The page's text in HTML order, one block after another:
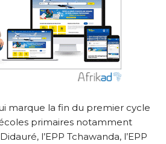
marque la fin du premier cycle
primaires notamment
l’EPP Tchawanda, l’EPP